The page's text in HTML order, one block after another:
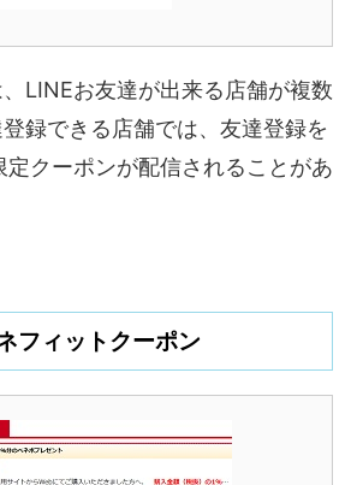
LINEお友達が出来る店舗が複数
録できる店舗では、友達登録を
クーポンが配信されることがあ
フィットクーポン